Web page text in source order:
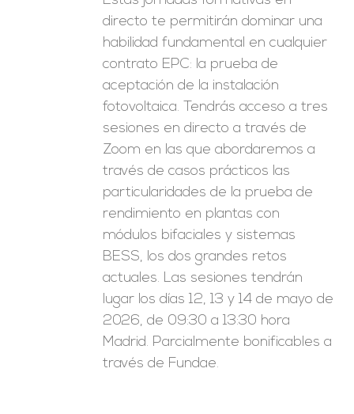
directo te permitirán dominar una
habilidad fundamental en cualquier
contrato EPC: la prueba de
aceptación de la instalación
fotovoltaica. Tendrás acceso a tres
sesiones en directo a través de
Zoom en las que abordaremos a
través de casos prácticos las
particularidades de la prueba de
rendimiento en plantas con
módulos bifaciales y sistemas
BESS, los dos grandes retos
actuales. Las sesiones tendrán
lugar los días 12, 13 y 14 de mayo de
2026, de 09:30 a 13:30 hora
Madrid. Parcialmente bonificables a
través de Fundae.